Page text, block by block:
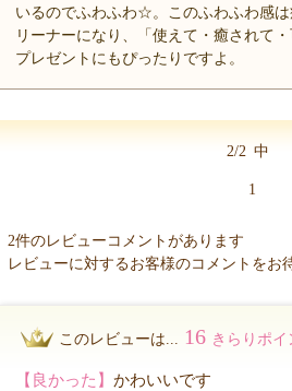
いるのでふわふわ☆。このふわふわ感
リーナーになり、「使えて・癒されて
プレゼントにもぴったりですよ。
2/2 中
1
2件のレビューコメントがあります
レビューに対するお客様のコメントをお
このレビューは... 16 きらりポイ
【良かった】 かわいいです